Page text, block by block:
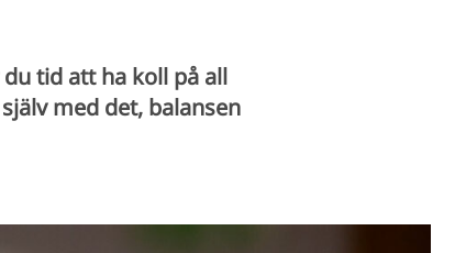
tid att ha koll på all
med det, balansen